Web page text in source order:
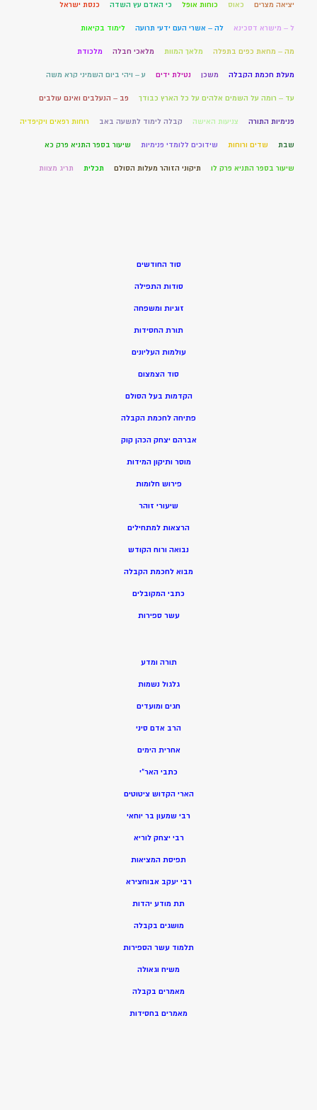
יציאה מצרים כאוס כוחות אופל כי האדם עץ השדה כנסת ישראל
ל – מישרא דסכינא לה – אשרי העם ידעי תרועה לימוד בקיאות
מה – מחאת כפים בתפלה מלאך המוות מלאכי חבלה מלכודת
מעלת חכמת הקבלה משכן נטילת ידים ע – ויהי ביום השמיני קרא משה
עד – רומה על השמים אלהים על כל הארץ כבודך פב – הנעלבים ואינם עולבים
פנימיות התורה צניעות האישה קבלה לימוד לתשעה באב רוחות רפאים ויקיפדיה
שבת שדים ורוחות שידוכים ללומדי פנימיות שיעור בספר התניא פרק כא
שיעור בספר התניא פרק לו תיקוני הזוהר מעלות הסולם תכלית תריג מצוות
סוד החודשים
סודות התפילה
זוגיות ומשפחה
תורת החסידות
עולמות העליונים
סוד הצמצום
הקדמות בעל הסולם
פתיחה לחכמת הקבלה
אברהם יצחק הכהן קוק
מוסר ותיקון המידות
פירוש חלומות
שיעורי זוהר
הרצאות למתחילים
נבואה ורוח הקודש
מבוא לחכמת הקבלה
כתבי המקובלים
עשר ספירות
תורה ומדע
גלגול נשמות
חגים ומועדים
הרב אדם סיני
אחרית הימים
כתבי האר”י
הארי הקדוש ציטוטים
רבי שמעון בר יוחאי
רבי יצחק לוריא
תפיסת המציאות
רבי יעקב אבוחצירא
תת מודע יהדות
מושגים בקבלה
תלמוד עשר הספירות
משיח וגאולה
מאמרים בקבלה
מאמרים בחסידות